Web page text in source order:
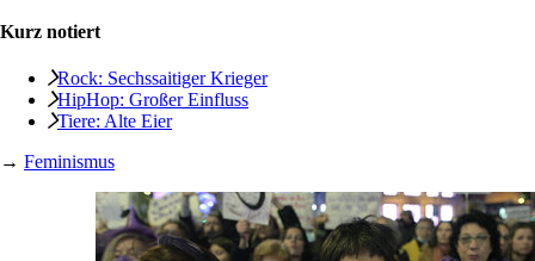
Kurz notiert
Rock: Sechssaitiger Krieger
HipHop: Großer Einfluss
Tiere: Alte Eier
→ Feminismus